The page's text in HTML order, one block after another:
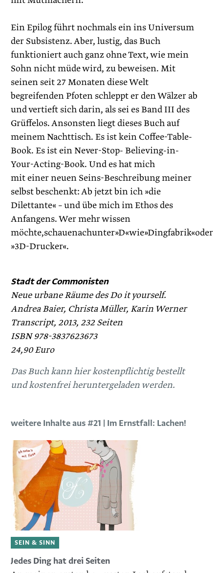
Ein Epilog führt nochmals ein ins Universum
der Subsistenz. Aber, lustig, das Buch
funktioniert auch ganz ohne Text, wie mein
Sohn nicht müde wird, zu beweisen. Mit
seinen seit 27 Monaten diese Welt
begreifenden Pfoten schleppt er den Wälzer ab
und vertieft sich darin, als sei es Band III des
Grüffelos. Ansonsten liegt dieses Buch auf
meinem Nachttisch. Es ist kein Coffee-Table-
Book. Es ist ein Never-Stop- Believing-in-
Your-Acting-Book. Und es hat mich
mit einer neuen Seins-Beschreibung meiner
selbst beschenkt: Ab jetzt bin ich »die
Dilettante« – und übe mich im Ethos des
Anfangens. Wer mehr wissen
möchte,schauenachunter»D«wie»Dingfabrik«oder
»3D-Drucker«.
Stadt der Commonisten
Neue urbane Räume des Do it yourself.
Andrea Baier, Christa Müller, Karin Werner
Transcript, 2013, 232 Seiten
ISBN 978-3837623673
24,90 Euro
Das Buch kann hier kostenpflichtig bestellt
und kostenfrei heruntergeladen werden.
weitere Inhalte aus #21 | Im Ernstfall: Lachen!
SEIN & SINN
Jedes Ding hat drei Seiten